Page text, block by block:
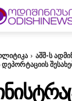
აშშ-ს